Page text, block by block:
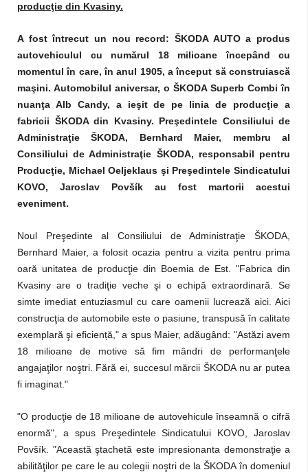
producţie din Kvasiny.
A fost întrecut un nou record: ŠKODA AUTO a produs
autovehiculul cu numărul 18 milioane începând cu
momentul în care, în anul 1905, a început să construiască
maşini. Automobilul aniversar, o ŠKODA Superb Combi în
nuanţa Alb Candy, a ieşit de pe linia de producţie a
fabricii ŠKODA din Kvasiny. Preşedintele Consiliului de
Administraţie ŠKODA, Bernhard Maier, membru al
Consiliului de Administraţie ŠKODA, responsabil pentru
Producţie, Michael Oeljeklaus şi Preşedintele Sindicatului
KOVO, Jaroslav Povšík au fost martorii acestui
eveniment.
Noul Preşedinte al Consiliului de Administraţie ŠKODA,
Bernhard Maier, a folosit ocazia pentru a vizita pentru prima
oară unitatea de producţie din Boemia de Est. "Fabrica din
Kvasiny are o tradiţie veche şi o echipă extraordinară. Se
simte imediat entuziasmul cu care oamenii lucrează aici. Aici
construcţia de automobile este o pasiune, transpusă în calitate
exemplară şi eficiență," a spus Maier, adăugând: "Astăzi avem
18 milioane de motive să fim mândri de performanţele
angajaţilor noştri. Fără ei, succesul mărcii ŠKODA nu ar putea
fi imaginat."
"O producţie de 18 milioane de autovehicule înseamnă o cifră
enormă", a spus Preşedintele Sindicatului KOVO, Jaroslav
Povšík. "Această ştachetă este impresionanta demonstraţie a
abilităţilor pe care le au colegii noştri de la ŠKODA în domeniul